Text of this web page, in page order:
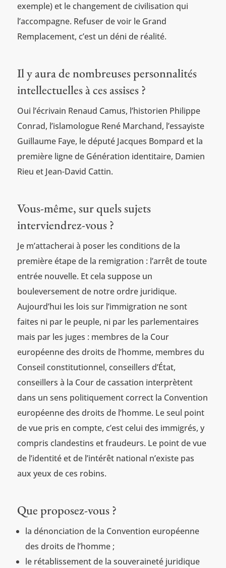
exemple) et le changement de civilisation qui
l’accompagne. Refuser de voir le Grand
Remplacement, c’est un déni de réalité.
Il y aura de nombreuses personnalités
intellectuelles à ces assises ?
Oui l’écrivain Renaud Camus, l’historien Philippe
Conrad, l’islamologue René Marchand, l’essayiste
Guillaume Faye, le député Jacques Bompard et la
première ligne de Génération identitaire, Damien
Rieu et Jean-David Cattin.
Vous-même, sur quels sujets
interviendrez-vous ?
Je m’attacherai à poser les conditions de la
première étape de la remigration : l’arrêt de toute
entrée nouvelle. Et cela suppose un
bouleversement de notre ordre juridique.
Aujourd’hui les lois sur l’immigration ne sont
faites ni par le peuple, ni par les parlementaires
mais par les juges : membres de la Cour
européenne des droits de l’homme, membres du
Conseil constitutionnel, conseillers d’État,
conseillers à la Cour de cassation interprètent
dans un sens politiquement correct la Convention
européenne des droits de l’homme. Le seul point
de vue pris en compte, c’est celui des immigrés, y
compris clandestins et fraudeurs. Le point de vue
de l’identité et de l’intérêt national n’existe pas
aux yeux de ces robins.
Que proposez-vous ?
la dénonciation de la Convention européenne
des droits de l’homme ;
le rétablissement de la souveraineté juridique